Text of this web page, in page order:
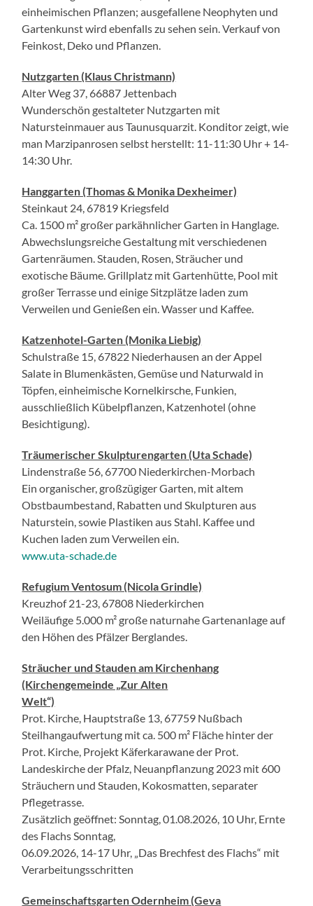
einheimischen Pflanzen; ausgefallene Neophyten und
Gartenkunst wird ebenfalls zu sehen sein. Verkauf von
Feinkost, Deko und Pflanzen.
Nutzgarten (Klaus Christmann)
Alter Weg 37, 66887 Jettenbach
Wunderschön gestalteter Nutzgarten mit
Natursteinmauer aus Taunusquarzit. Konditor zeigt, wie
man Marzipanrosen selbst herstellt: 11-11:30 Uhr + 14-
14:30 Uhr.
Hanggarten (Thomas & Monika Dexheimer)
Steinkaut 24, 67819 Kriegsfeld
Ca. 1500 m² großer parkähnlicher Garten in Hanglage.
Abwechslungsreiche Gestaltung mit verschiedenen
Gartenräumen. Stauden, Rosen, Sträucher und
exotische Bäume. Grillplatz mit Gartenhütte, Pool mit
großer Terrasse und einige Sitzplätze laden zum
Verweilen und Genießen ein. Wasser und Kaffee.
Katzenhotel-Garten (Monika Liebig)
Schulstraße 15, 67822 Niederhausen an der Appel
Salate in Blumenkästen, Gemüse und Naturwald in
Töpfen, einheimische Kornelkirsche, Funkien,
ausschließlich Kübelpflanzen, Katzenhotel (ohne
Besichtigung).
Träumerischer Skulpturengarten (Uta Schade)
Lindenstraße 56, 67700 Niederkirchen-Morbach
Ein organischer, großzügiger Garten, mit altem
Obstbaumbestand, Rabatten und Skulpturen aus
Naturstein, sowie Plastiken aus Stahl. Kaffee und
Kuchen laden zum Verweilen ein.
www.uta-schade.de
Refugium Ventosum (Nicola Grindle)
Kreuzhof 21-23, 67808 Niederkirchen
Weiläufige 5.000 m² große naturnahe Gartenanlage auf
den Höhen des Pfälzer Berglandes.
Sträucher und Stauden am Kirchenhang
(Kirchengemeinde „Zur Alten
Welt“)
Prot. Kirche, Hauptstraße 13, 67759 Nußbach
Steilhangaufwertung mit ca. 500 m² Fläche hinter der
Prot. Kirche, Projekt Käferkarawane der Prot.
Landeskirche der Pfalz, Neuanpflanzung 2023 mit 600
Sträuchern und Stauden, Kokosmatten, separater
Pflegetrasse.
Zusätzlich geöffnet: Sonntag, 01.08.2026, 10 Uhr, Ernte
des Flachs Sonntag,
06.09.2026, 14-17 Uhr, „Das Brechfest des Flachs“ mit
Verarbeitungsschritten
Gemeinschaftsgarten Odernheim (Geva